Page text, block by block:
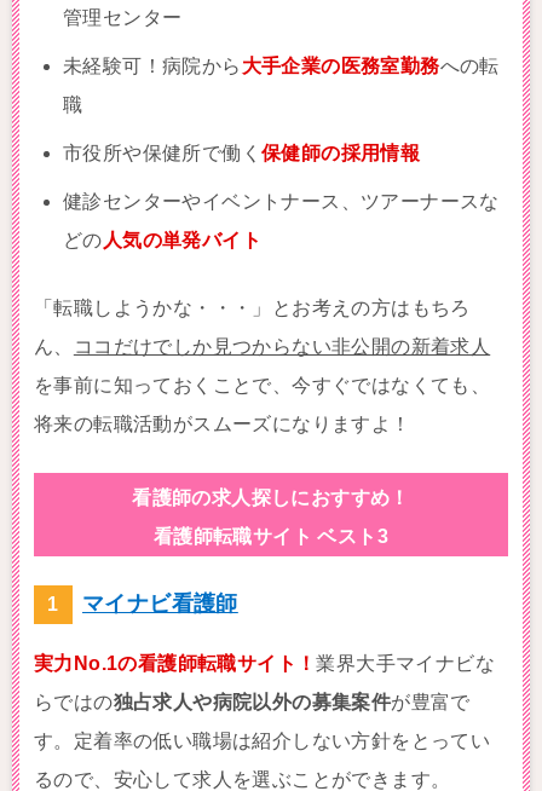
管理センター
未経験可！病院から 大手企業の医務室勤務への転
職
市役所や保健所で働く 保健師の採用情報
健診センターやイベントナース、ツアーナースな
どの 人気の単発バイト
「転職しようかな・・・」とお考えの方はもちろ
ん、
ココだけでしか見つからない非公開の新着求人
を事前に知っておくことで、今すぐではなくても、
将来の転職活動がスムーズになりますよ！
看護師の求人探しにおすすめ！
看護師転職サイト ベスト3
マイナビ看護師
実力No.1の看護師転職サイト！業界大手マイナビな
らではの独占求人や病院以外の募集案件が豊富で
す。定着率の低い職場は紹介しない方針をとってい
るので、安心して求人を選ぶことができます。